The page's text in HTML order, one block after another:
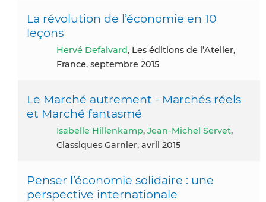
La révolution de l’économie en 10
leçons
Hervé Defalvard, Les éditions de l’Atelier,
France, septembre 2015
Le Marché autrement - Marchés réels
et Marché fantasmé
Isabelle Hillenkamp, Jean-Michel Servet,
Classiques Garnier, avril 2015
Penser l’économie solidaire : une
perspective internationale